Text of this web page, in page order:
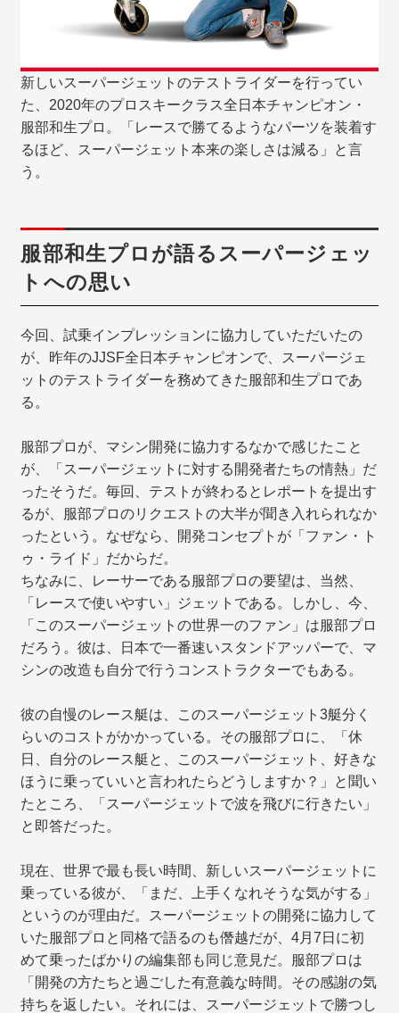
新しいスーパージェットのテストライダーを行ってい
た、2020年のプロスキークラス全日本チャンピオン・
服部和生プロ。「レースで勝てるようなパーツを装着す
るほど、スーパージェット本来の楽しさは減る」と言
う。
服部和生プロが語るスーパージェッ
トへの思い
今回、試乗インプレッションに協力していただいたの
が、昨年のJJSF全日本チャンピオンで、スーパージェ
ットのテストライダーを務めてきた服部和生プロであ
る。
服部プロが、マシン開発に協力するなかで感じたこと
が、「スーパージェットに対する開発者たちの情熱」だ
ったそうだ。毎回、テストが終わるとレポートを提出す
るが、服部プロのリクエストの大半が聞き入れられなか
ったという。なぜなら、開発コンセプトが「ファン・ト
ゥ・ライド」だからだ。
ちなみに、レーサーである服部プロの要望は、当然、
「レースで使いやすい」ジェットである。しかし、今、
「このスーパージェットの世界一のファン」は服部プロ
だろう。彼は、日本で一番速いスタンドアッパーで、マ
シンの改造も自分で行うコンストラクターでもある。
彼の自慢のレース艇は、このスーパージェット3艇分く
らいのコストがかかっている。その服部プロに、「休
日、自分のレース艇と、このスーパージェット、好きな
ほうに乗っていいと言われたらどうしますか？」と聞い
たところ、「スーパージェットで波を飛びに行きたい」
と即答だった。
現在、世界で最も長い時間、新しいスーパージェットに
乗っている彼が、「まだ、上手くなれそうな気がする」
というのが理由だ。スーパージェットの開発に協力して
いた服部プロと同格で語るのも僭越だが、4月7日に初
めて乗ったばかりの編集部も同じ意見だ。服部プロは
「開発の方たちと過ごした有意義な時間。その感謝の気
持ちを返したい。それには、スーパージェットで勝つし